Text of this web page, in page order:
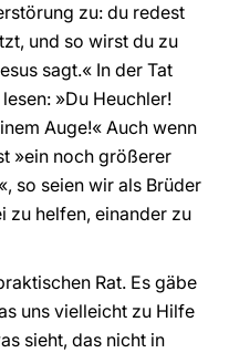
zu: du redest
und so wirst du zu
sagt.« In der Tat
lesen: »Du Heuchler!
Auge!« Auch wenn
»ein noch größerer
so seien wir als Brüder
zu helfen, einander zu
Rat. Es gäbe
uns vielleicht zu Hilfe
sieht, das nicht in